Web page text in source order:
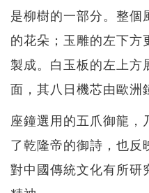
是柳樹的一部分。整個
的花朵；玉雕的左下方
製成。白玉板的左上方
面，其八日機芯由歐洲
座鐘選用的五爪御龍
了乾隆帝的御詩，也反
對中國傳統文化有所研